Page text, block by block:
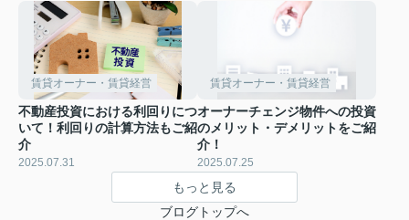
賃貸オーナー・賃貸経営
不動産投資における利回りにつ
いて！利回りの計算方法もご紹
介
2025.07.31
賃貸オーナー・賃貸経営
オーナーチェンジ物件への投資
のメリット・デメリットをご紹
介！
2025.07.25
もっと見る
ブログトップへ